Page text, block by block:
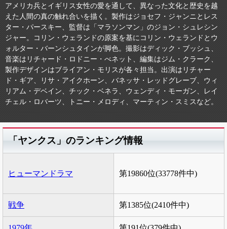
アメリカ兵とイギリス女性の愛を通して、異なった文化と歴史を越
えた人間の真の触れ合いを描く。製作はジョセフ・ジャンニとレス
ター・パースキー、監督は「マラソンマン」のジョン・シュレシン
ジャー。コリン・ウェランドの原案を基にコリン・ウェランドとウ
ォルター・バーンシュタインが脚色。撮影はディック・ブッシュ、
音楽はリチャード・ロドニー・べネット、編集はジム・クラーク、
製作デザインはブライアン・モリスが各々担当。出演はリチャー
ド・ギア、リサ・アイクホーン、バネッサ・レッドグレーブ、ウィ
リアム・デベイン、チック・ベネラ、ウェンディ・モーガン、レイ
チェル・ロバーツ、トニー・メロディ、マーティン・スミスなど。
「ヤンクス」のランキング情報
ヒューマンドラマ 第19860位(33778件中)
戦争 第1385位(2410件中)